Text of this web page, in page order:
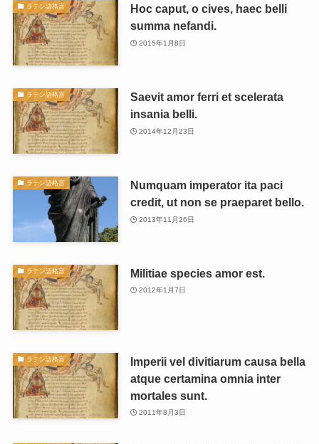
ラテン語格言
Hoc caput, o cives, haec belli
summa nefandi.
2015年1月8日
ラテン語格言
Saevit amor ferri et scelerata
insania belli.
2014年12月23日
ラテン語格言
Numquam imperator ita paci
credit, ut non se praeparet bello.
2013年11月26日
ラテン語格言 Militiae species amor est.
2012年1月7日
ラテン語格言
Imperii vel divitiarum causa bella
atque certamina omnia inter
mortales sunt.
2011年8月3日